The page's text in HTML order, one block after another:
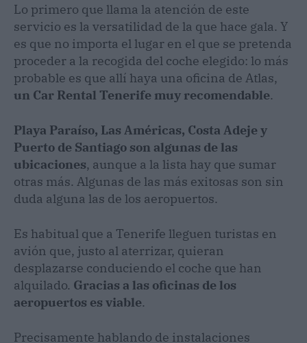
Lo primero que llama la atención de este
servicio es la versatilidad de la que hace gala. Y
es que no importa el lugar en el que se pretenda
proceder a la recogida del coche elegido: lo más
probable es que allí haya una oficina de Atlas,
un Car Rental Tenerife muy recomendable.
Playa Paraíso, Las Américas, Costa Adeje y
Puerto de Santiago son algunas de las
ubicaciones, aunque a la lista hay que sumar
otras más. Algunas de las más exitosas son sin
duda alguna las de los aeropuertos.
Es habitual que a Tenerife lleguen turistas en
avión que, justo al aterrizar, quieran
desplazarse conduciendo el coche que han
alquilado. Gracias a las oficinas de los
aeropuertos es viable.
Precisamente hablando de instalaciones